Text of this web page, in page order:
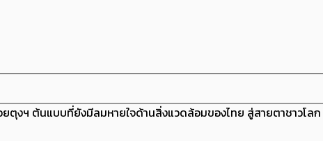
ยตุงฯ ต้นแบบที่ยังมีลมหายใจด้านสิ่งแวดล้อมของไทย สู่สายตาชาวโลก